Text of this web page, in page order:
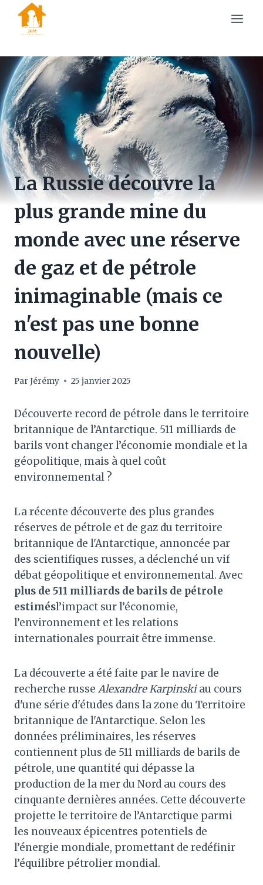
content
La Russie découvre la
plus grande mine du
monde avec une réserve
de gaz et de pétrole
inimaginable (mais ce
n'est pas une bonne
nouvelle)
Par Jérémy 25 janvier 2025
Découverte record de pétrole dans le territoire
britannique de l’Antarctique. 511 milliards de
barils vont changer l’économie mondiale et la
géopolitique, mais à quel coût
environnemental ?
La récente découverte des plus grandes
réserves de pétrole et de gaz du territoire
britannique de l'Antarctique, annoncée par
des scientifiques russes, a déclenché un vif
débat géopolitique et environnemental. Avec
plus de 511 milliards de barils de pétrole
estimésl’impact sur l’économie,
l’environnement et les relations
internationales pourrait être immense.
La découverte a été faite par le navire de
recherche russe Alexandre Karpinskiau cours
d'une série d'études dans la zone du Territoire
britannique de l'Antarctique. Selon les
données préliminaires, les réserves
contiennent plus de 511 milliards de barils de
pétrole, une quantité qui dépasse la
production de la mer du Nord au cours des
cinquante dernières années. Cette découverte
projette le territoire de l’Antarctique parmi
les nouveaux épicentres potentiels de
l’énergie mondiale, promettant de redéfinir
l’équilibre pétrolier mondial.